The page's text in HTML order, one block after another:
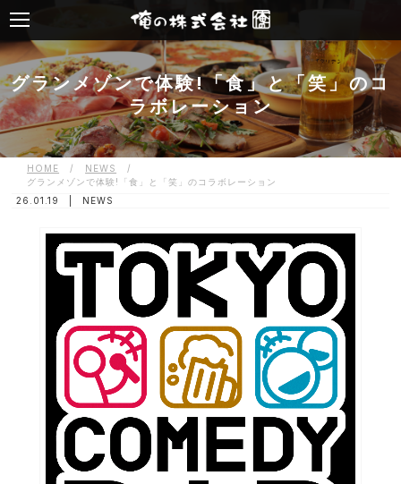
グランメゾンで体験!「食」と「笑」のコ
ラボレーション
HOME / NEWS
/
グランメゾンで体験!「食」と「笑」のコラボレーション
26.01.19 |
NEWS